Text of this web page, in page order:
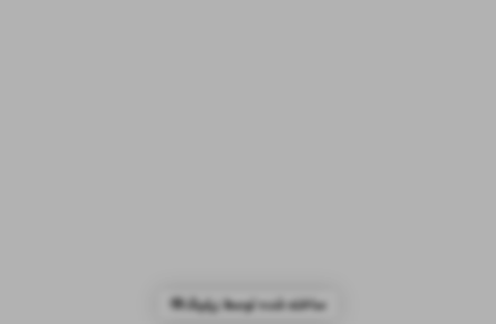
ساخته شده توسط